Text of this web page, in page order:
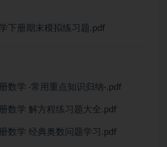
下册期末模拟练习题.pdf
数学 ·常用重点知识归纳·.pdf
数学 解方程练习题大全.pdf
数学 经典奥数问题学习.pdf